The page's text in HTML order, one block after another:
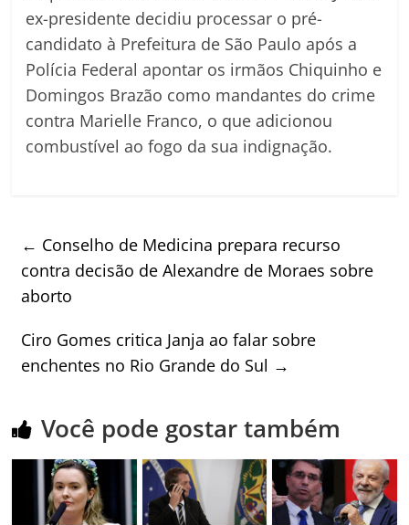
ex-presidente decidiu processar o pré-
candidato à Prefeitura de São Paulo após a
Polícia Federal apontar os irmãos Chiquinho e
Domingos Brazão como mandantes do crime
contra Marielle Franco, o que adicionou
combustível ao fogo da sua indignação.
← Conselho de Medicina prepara recurso
contra decisão de Alexandre de Moraes sobre
aborto
Ciro Gomes critica Janja ao falar sobre
enchentes no Rio Grande do Sul →
Você pode gostar também